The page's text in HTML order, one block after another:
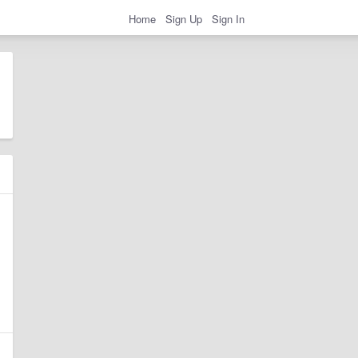
Home Sign Up Sign In